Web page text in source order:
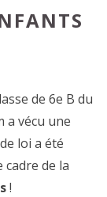
de 6e B du
a vécu une
loi a été
de la
!